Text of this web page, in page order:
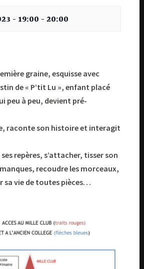
- 19:00 -20:00
graine, esquisse avec
de « P’tit Lu », enfant placé
peu à peu, devient pré-
raconte son histoire et interagit
repères, s’attacher, tisser son
recoudre les morceaux,
sa vie de toutes pièces…